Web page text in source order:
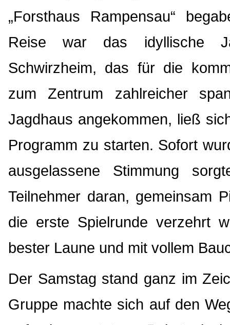
„Forsthaus Rampensau“
Reise war das idyllische
Schwirzheim, das für die
zum Zentrum zahlreicher
Jagdhaus angekommen, ließ
Programm zu starten. Sofort
ausgelassene Stimmung
Teilnehmer daran, gemeinsam
die erste Spielrunde verzehrt
bester Laune und mit vollem
Der Samstag stand ganz im
Gruppe machte sich auf den